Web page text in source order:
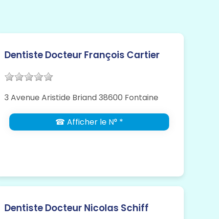
Dentiste Docteur François Cartier
3 Avenue Aristide Briand 38600 Fontaine
☎ Afficher le N° *
Dentiste Docteur Nicolas Schiff